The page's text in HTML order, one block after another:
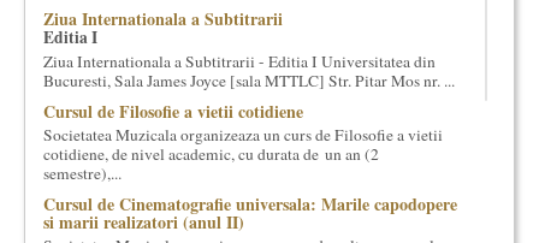
cei care il finantateaza sunt in rubricile de mai jos.
Ziua Internationala a Subtitrarii
Editia I
Ziua Internationala a Subtitrarii - Editia I Universitatea din
Bucuresti, Sala James Joyce [sala MTTLC] Str. Pitar Mos nr. ...
Cursul de Filosofie a vietii cotidiene
Societatea Muzicala organizeaza un curs de Filosofie a vietii
cotidiene, de nivel academic, cu durata de un an (2
semestre),...
Cursul de Cinematografie universala: Marile capodopere
si marii realizatori (anul II)